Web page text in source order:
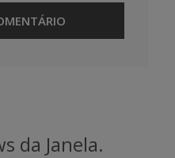
da Janela.